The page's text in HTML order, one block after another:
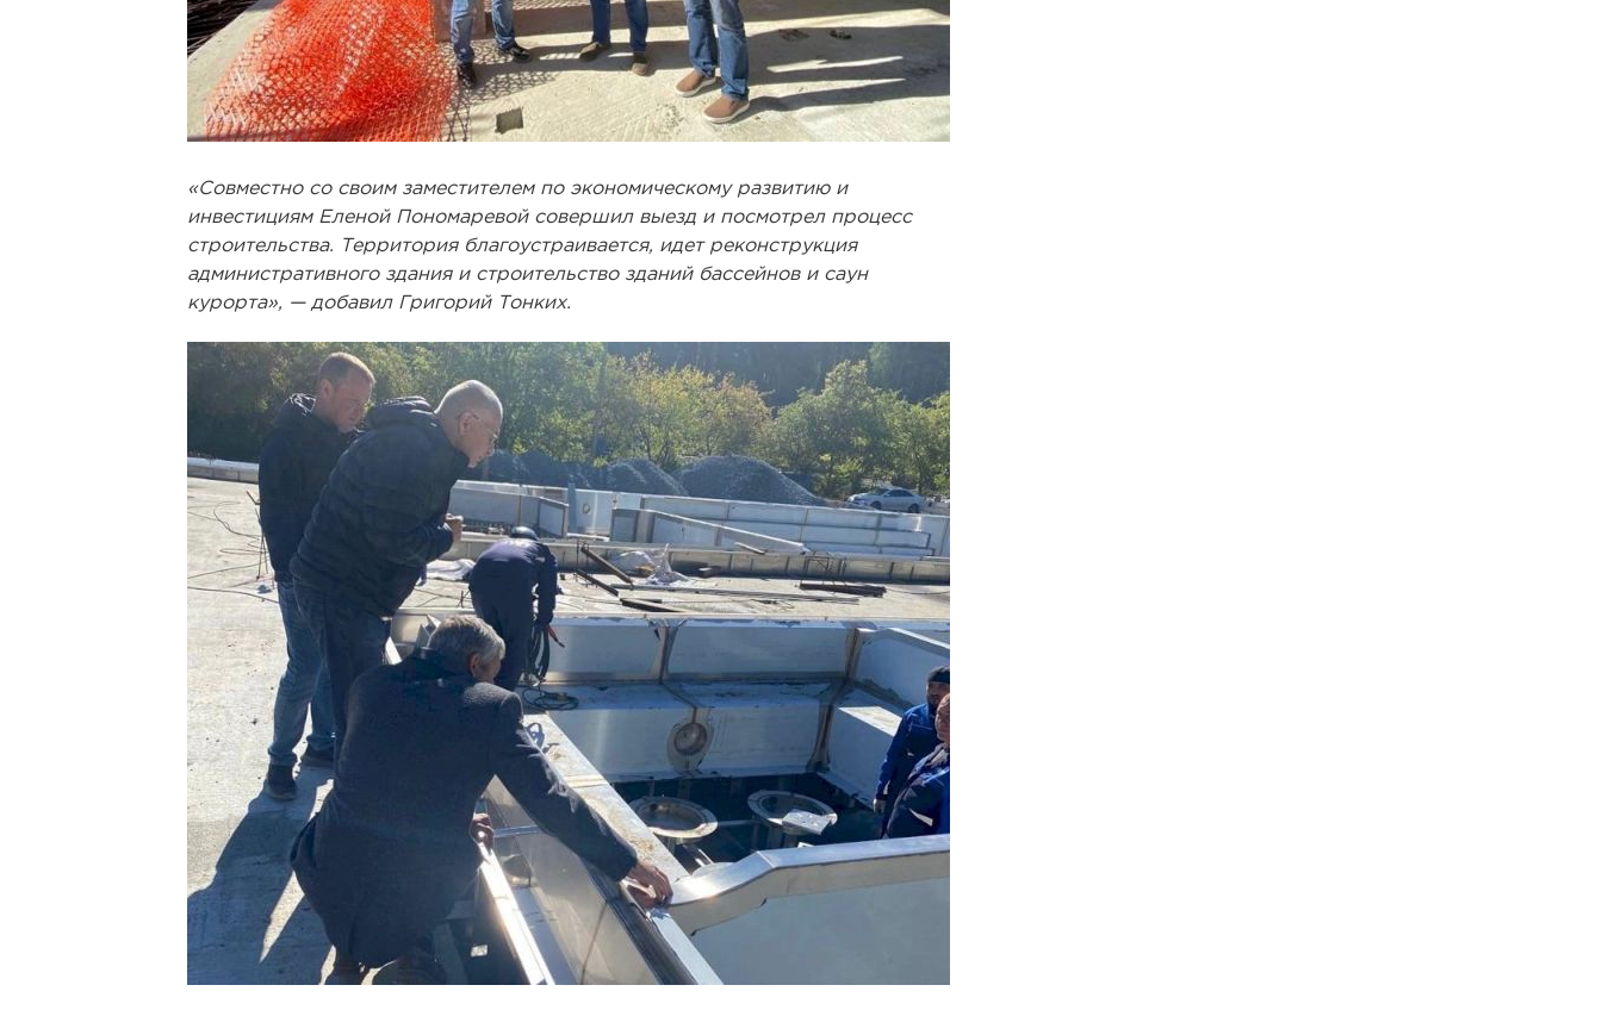
«Совместно со своим заместителем по экономическому развитию и
инвестициям Еленой Пономаревой совершил выезд и посмотрел процесс
строительства. Территория благоустраивается, идет реконструкция
административного здания и строительство зданий бассейнов и саун
курорта», — добавил Григорий Тонких.